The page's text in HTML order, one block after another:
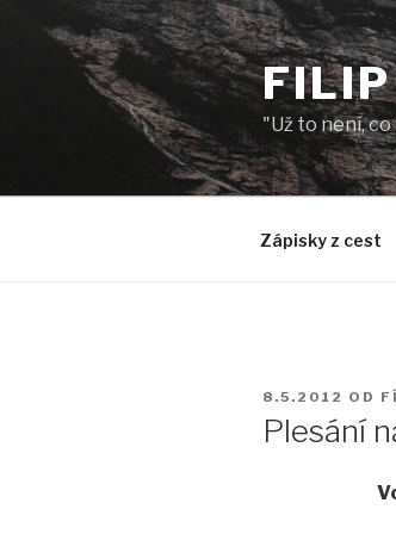
"Už to není,
Zápisky z cest
PUBLIKOVÁNO
8.5.2012 OD
Plesání